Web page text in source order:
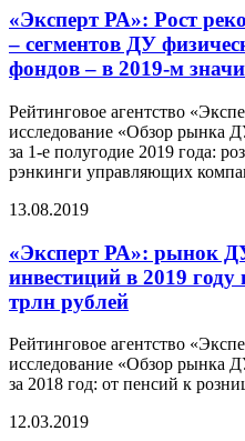
«Эксперт РА»: Рост
– сегментов ДУ
фондов – в 2019-м
Рейтинговое агентство
исследование «Обзор рынка
за 1-е полугодие 2019 года:
рэнкинги управляющих
13.08.2019
«Эксперт РА»: рынок
инвестиций в 2019 году
трлн рублей
Рейтинговое агентство
исследование «Обзор рынка
за 2018 год: от пенсий к
12.03.2019